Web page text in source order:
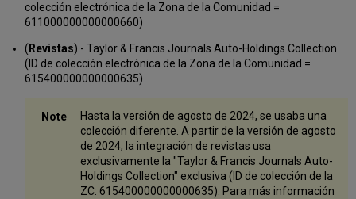
colección electrónica de la Zona de la Comunidad =
611000000000000660)
( Revistas) - Taylor & Francis Journals Auto-Holdings Collection
(ID de colección electrónica de la Zona de la Comunidad =
615400000000000635)
Hasta la versión de agosto de 2024, se usaba una
colección diferente. A partir de la versión de agosto
de 2024, la integración de revistas usa
exclusivamente la "Taylor & Francis Journals Auto-
Holdings Collection" exclusiva (ID de colección de la
ZC: 615400000000000635). Para más información